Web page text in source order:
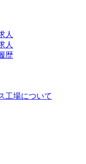
人
人
歴
工場について